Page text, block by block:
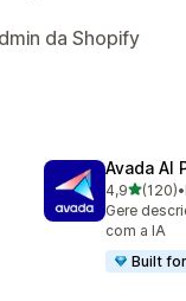
da Shopify
Avada AI
4,9de 5(120)
120 •
Gere
com a IA
Built